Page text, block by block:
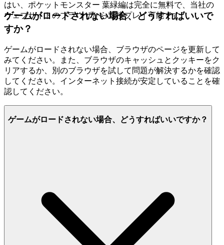
はい、ポケットモンスター 葉緑編は完全に無料で、当社の
ウェブサイトのブラウザから直接プレイ可能です。
ゲームがロードされない場合、どうすればいいで
すか？
ゲームがロードされない場合、ブラウザのページを更新して
みてください。また、ブラウザのキャッシュとクッキーをク
リアするか、別のブラウザを試して問題が解決するかを確認
してください。インターネット接続が安定していることを確
認してください。
ゲームがロードされない場合、どうすればいいですか？